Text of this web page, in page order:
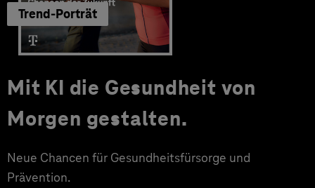
Trend-Porträt
Mit KI die Gesundheit von
Morgen gestalten.
Neue Chancen für Gesundheitsfürsorge und
Prävention.